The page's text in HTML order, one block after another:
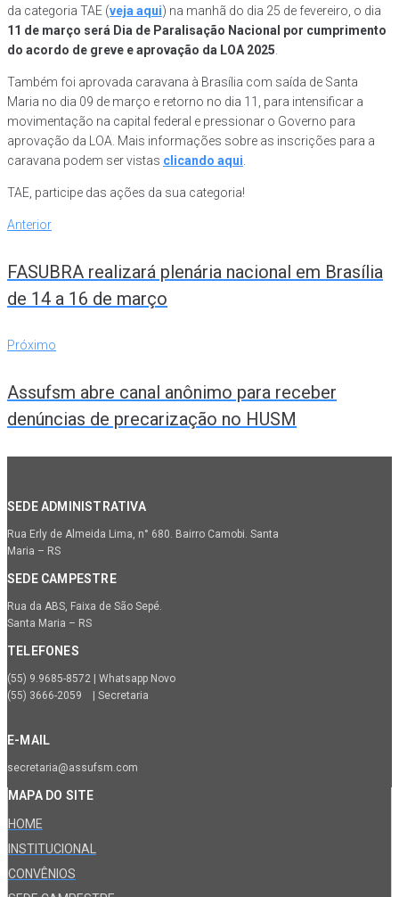
da categoria TAE (veja aqui) na manhã do dia 25 de fevereiro, o dia
11 de março será Dia de Paralisação Nacional por cumprimento
do acordo de greve e aprovação da LOA 2025.
Também foi aprovada caravana à Brasília com saída de Santa
Maria no dia 09 de março e retorno no dia 11, para intensificar a
movimentação na capital federal e pressionar o Governo para
aprovação da LOA. Mais informações sobre as inscrições para a
caravana podem ser vistas clicando aqui.
TAE, participe das ações da sua categoria!
Navegação
Post
Anterior
Anterior
FASUBRA realizará plenária nacional em Brasília
de 14 a 16 de março
Próximo
Próximo
Assufsm abre canal anônimo para receber
denúncias de precarização no HUSM
SEDE ADMINISTRATIVA
Rua Erly de Almeida Lima, n° 680. Bairro Camobi. Santa
Maria – RS
SEDE CAMPESTRE
Rua da ABS, Faixa de São Sepé.
Santa Maria – RS
TELEFONES
(55) 9.9685-8572 | Whatsapp Novo
(55) 3666-2059 | Secretaria
E-MAIL
secretaria@assufsm.com
MAPA DO SITE
HOME
INSTITUCIONAL
CONVÊNIOS